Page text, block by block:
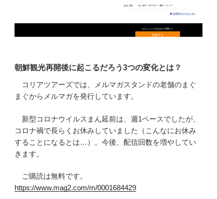
朝鮮観光再開後に起こるだろう3つの変化とは？
コリアツアーズでは、メルマガスタンドの老舗のまぐ
まぐからメルマガを発行しています。
新型コロナウイルスまん延前は、週1ペースでしたが、
コロナ禍で長らくお休みしていました（こんなにお休み
することになるとは…）。今後、配信回数を増やしてい
きます。
ご購読は無料です。
https://www.mag2.com/m/0001684429